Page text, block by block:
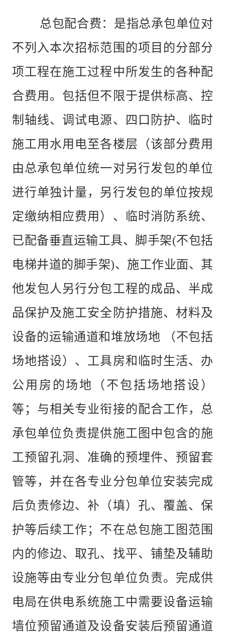
总包配合费：是指总承包单位对
不列入本次招标范围的项目的分部分
项工程在施工过程中所发生的各种配
合费用。包括但不限于提供标高、控
制轴线、调试电源、四口防护、临时
施工用水用电至各楼层（该部分费用
由总承包单位统一对另行发包的单位
进行单独计量，另行发包的单位按规
定缴纳相应费用）、临时消防系统、
已配备垂直运输工具、脚手架(不包括
电梯井道的脚手架)、施工作业面、其
他发包人另行分包工程的成品、半成
品保护及施工安全防护措施、材料及
设备的运输通道和堆放场地 （不包括
场地搭设）、工具房和临时生活、办
公用房的场地（不包括场地搭设）
等；与相关专业衔接的配合工作，总
承包单位负责提供施工图中包含的施
工预留孔洞、准确的预埋件、预留套
管等，并在各专业分包单位安装完成
后负责修边、补（填）孔、覆盖、保
护等后续工作；不在总包施工图范围
内的修边、取孔、找平、铺垫及辅助
设施等由专业分包单位负责。完成供
电局在供电系统施工中需要设备运输
墙位预留通道及设备安装后预留通道